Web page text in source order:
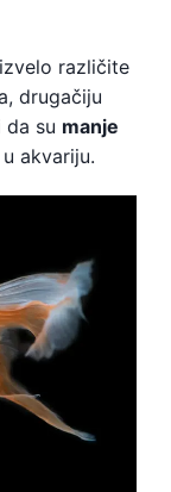
različite
drugačiju
da su manje
akvariju.